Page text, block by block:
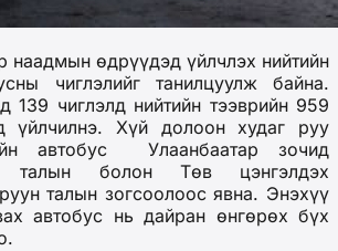
наадмын өдрүүдэд үйлчлэх нийтийн
чиглэлийг танилцуулж байна.
139 чиглэлд нийтийн тээврийн 959
үйлчилнэ. Хүй долоон худаг руу
автобус Улаанбаатар зочид
талын болон Төв цэнгэлдэх
талын зогсоолоос явна. Энэхүү
автобус нь дайран өнгөрөх бүх